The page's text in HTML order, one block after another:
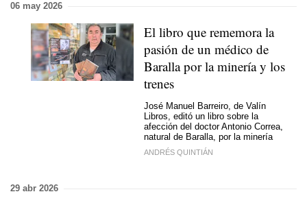
06 may 2026
El libro que rememora la
pasión de un médico de
Baralla por la minería y los
trenes
José Manuel Barreiro, de Valín
Libros, editó un libro sobre la
afección del doctor Antonio Correa,
natural de Baralla, por la minería
ANDRÉS QUINTIÁN
29 abr 2026